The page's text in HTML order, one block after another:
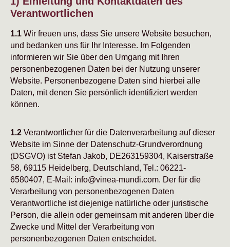
Verantwortlichen
1.1 Wir freuen uns, dass Sie unsere Website besuchen,
und bedanken uns für Ihr Interesse. Im Folgenden
informieren wir Sie über den Umgang mit Ihren
personenbezogenen Daten bei der Nutzung unserer
Website. Personenbezogene Daten sind hierbei alle
Daten, mit denen Sie persönlich identifiziert werden
können.
1.2 Verantwortlicher für die Datenverarbeitung auf dieser
Website im Sinne der Datenschutz-Grundverordnung
(DSGVO) ist Stefan Jakob, DE263159304, Kaiserstraße
58, 69115 Heidelberg, Deutschland, Tel.: 06221-
6580407, E-Mail: info@vinea-mundi.com. Der für die
Verarbeitung von personenbezogenen Daten
Verantwortliche ist diejenige natürliche oder juristische
Person, die allein oder gemeinsam mit anderen über die
Zwecke und Mittel der Verarbeitung von
personenbezogenen Daten entscheidet.